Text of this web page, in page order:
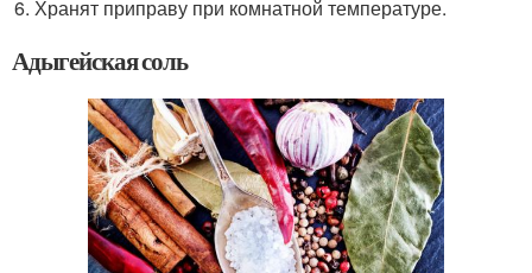
Хранят приправу при комнатной температуре.
Адыгейская соль